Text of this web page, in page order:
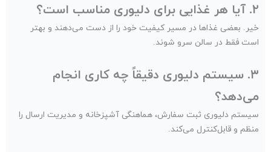
۲. آیا هر غذایی برای دلیوری مناسب است؟
خیر. بعضی غذاها در مسیر کیفیت خود را از دست می‌دهند و بهتر
است فقط در سالن سرو شوند.
۳. سیستم دلیوری دقیقاً چه کاری انجام
می‌دهد؟
سیستم دلیوری ثبت سفارش، هماهنگی آشپزخانه و مدیریت ارسال را
منظم و قابل‌کنترل می‌کند.